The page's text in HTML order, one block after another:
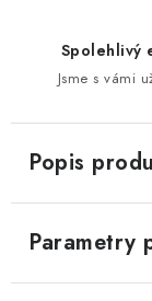
Spolehlivý
Jsme s vámi
Popis
Parametry